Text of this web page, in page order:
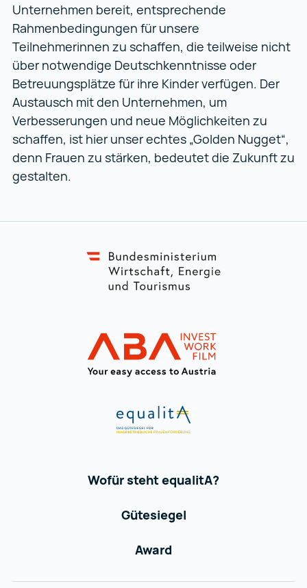
Unternehmen bereit, entsprechende
Rahmenbedingungen für unsere
Teilnehmerinnen zu schaffen, die teilweise nicht
über notwendige Deutschkenntnisse oder
Betreuungsplätze für ihre Kinder verfügen. Der
Austausch mit den Unternehmen, um
Verbesserungen und neue Möglichkeiten zu
schaffen, ist hier unser echtes „Golden Nugget“,
denn Frauen zu stärken, bedeutet die Zukunft zu
gestalten.
Wofür steht equalitA?
Gütesiegel
Award